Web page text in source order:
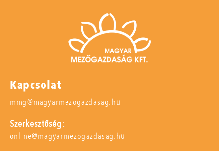
Kapcsolat
mmg@magyarmezogazdasag.hu
Szerkesztőség:
online@magyarmezogazdasag.hu